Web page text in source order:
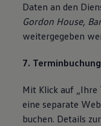
Daten an den
Gordon House,
weitergegeben
7.
Mit Klick auf „Ihre
eine separate
buchen. Details